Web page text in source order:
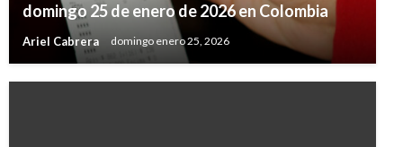
domingo 25 de enero de 2026 en Colombia
Ariel Cabrera domingo enero 25, 2026